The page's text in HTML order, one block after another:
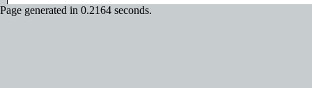
Page generated in 0.2164 seconds.